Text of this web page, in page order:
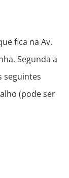
fica na Av.
Segunda a
seguintes
(pode ser